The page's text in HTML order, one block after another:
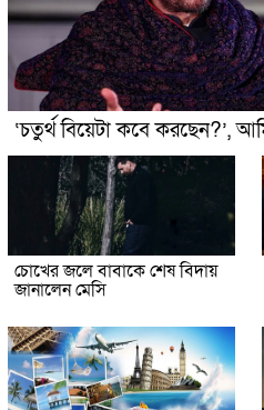
‘চতুর্থ বিয়েটা কবে করছেন?’,
চোখের জলে বাবাকে শেষ বিদায়
জানালেন মেসি